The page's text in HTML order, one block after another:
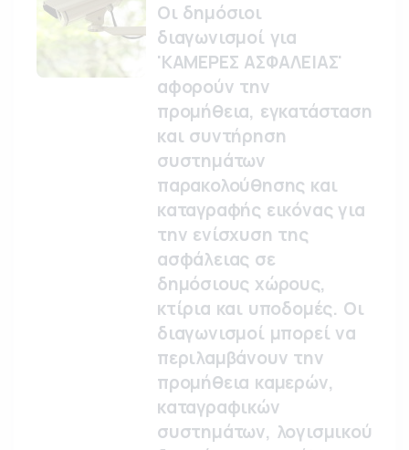
Οι δημόσιοι
διαγωνισμοί για
'ΚΑΜΕΡΕΣ ΑΣΦΑΛΕΙΑΣ'
αφορούν την
προμήθεια, εγκατάσταση
και συντήρηση
συστημάτων
παρακολούθησης και
καταγραφής εικόνας για
την ενίσχυση της
ασφάλειας σε
δημόσιους χώρους,
κτίρια και υποδομές. Οι
διαγωνισμοί μπορεί να
περιλαμβάνουν την
προμήθεια καμερών,
καταγραφικών
συστημάτων, λογισμικού